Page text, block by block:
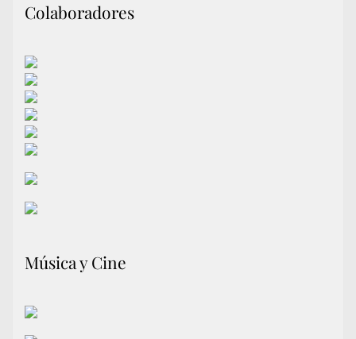
Colaboradores
Música y Cine